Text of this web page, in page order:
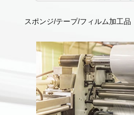
スポンジ/テープ/フィルム加工品